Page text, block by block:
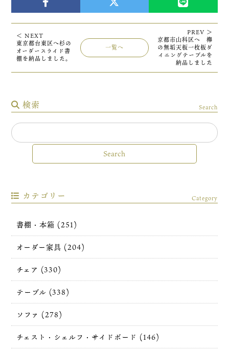
＜ NEXT
東京都台東区へ杉の
オーダースライド書
棚を納品しました。
一覧へ
PREV ＞
京都市山科区へ 欅
の無垢天板一枚板ダ
イニングテーブルを
納品しました
検索 Search
カテゴリー Category
書棚・本箱 (251)
オーダー家具 (204)
チェア (330)
テーブル (338)
ソファ (278)
チェスト・シェルフ・サイドボード (146)